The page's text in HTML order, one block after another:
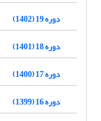
دوره 19 (1402)
دوره 18 (1401)
دوره 17 (1400)
دوره 16 (1399)